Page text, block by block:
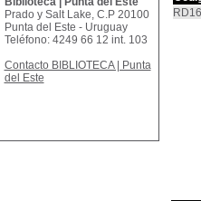
Prado y Salt Lake, C.P 20100
Punta del Este - Uruguay
Teléfono: 4249 66 12 int. 103
Contacto BIBLIOTECA | Punta
del Este